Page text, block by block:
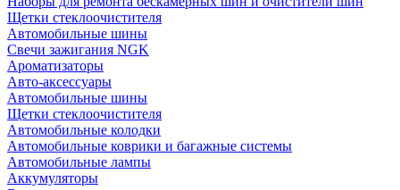
Щетки стеклоочистителя
Автомобильные шины
Свечи зажигания NGK
Ароматизаторы
Авто-аксессуары
Автомобильные шины
Щетки стеклоочистителя
Автомобильные колодки
Автомобильные коврики и багажные системы
Автомобильные лампы
Аккумуляторы